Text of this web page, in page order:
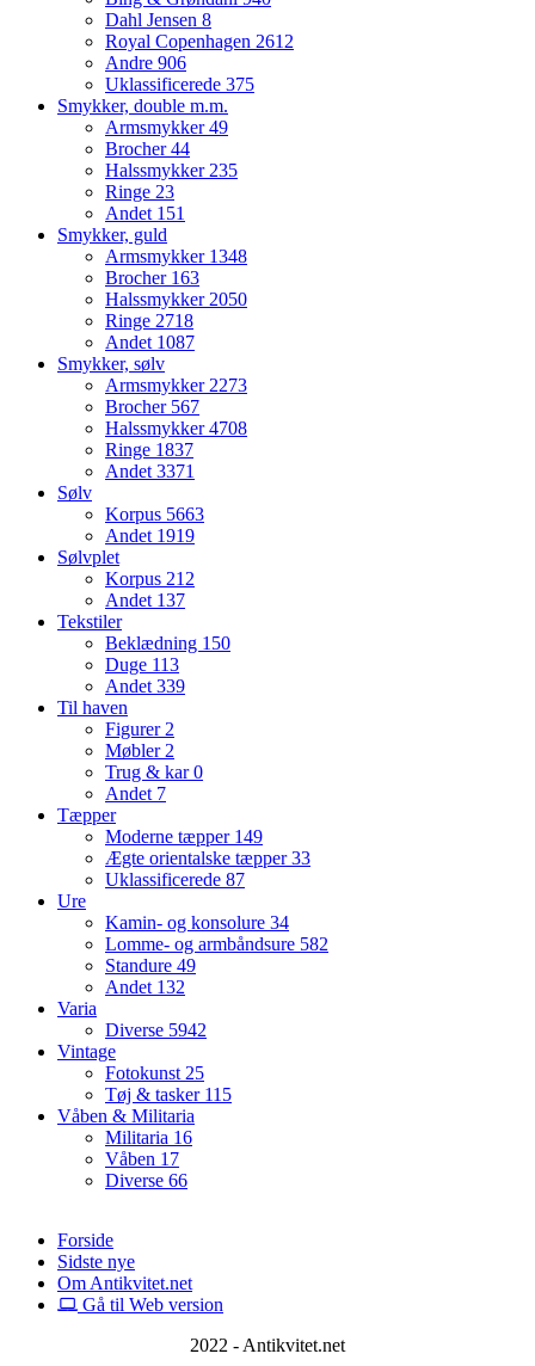
Dahl Jensen 8
Royal Copenhagen 2612
Andre 906
Uklassificerede 375
Smykker, double m.m.
Armsmykker49
Brocher44
Halssmykker 235
Ringe 23
Andet 151
Smykker, guld
Armsmykker 1348
Brocher 163
Halssmykker 2050
Ringe 2718
Andet 1087
Smykker, sølv
Armsmykker 2273
Brocher 567
Halssmykker4708
Ringe 1837
Andet 3371
Sølv
Korpus 5663
Andet 1919
Sølvplet
Korpus 212
Andet 137
Tekstiler
Beklædning 150
Duge 113
Andet 339
Til haven
Figurer 2
Møbler 2
Trug & kar0
Andet 7
Tæpper
Moderne tæpper 149
Ægte orientalske tæpper33
Uklassificerede 87
Ure
Kamin- og konsolure 34
Lomme- og armbåndsure 582
Standure 49
Andet 132
Varia
Diverse 5942
Vintage
Fotokunst 25
Tøj & tasker 115
Våben & Militaria
Militaria 16
Våben 17
Diverse 66
Forside
Sidste nye
Om Antikvitet.net
Gå til Web version
2022 - Antikvitet.net